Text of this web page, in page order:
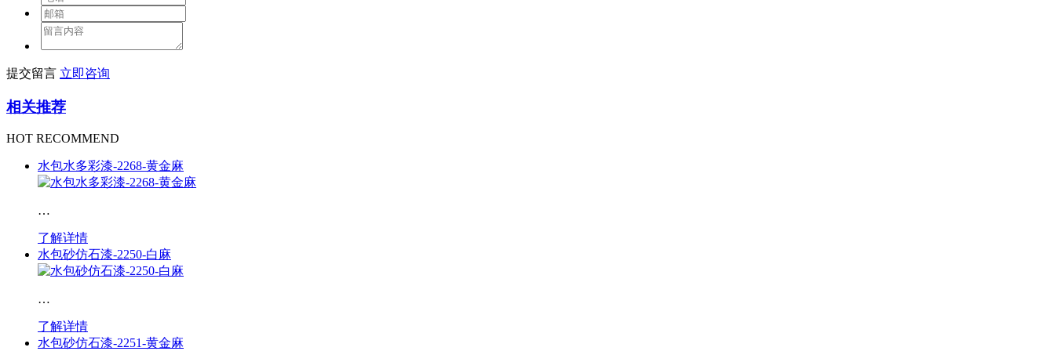
提交留言 立即咨询
相关推荐
HOT RECOMMEND
水包水多彩漆-2268-黄金麻
…
了解详情
水包砂仿石漆-2250-白麻
…
了解详情
水包砂仿石漆-2251-黄金麻